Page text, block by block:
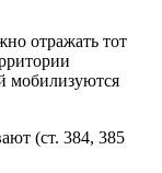
отражать тот
мобилизуются
(ст. 384, 385